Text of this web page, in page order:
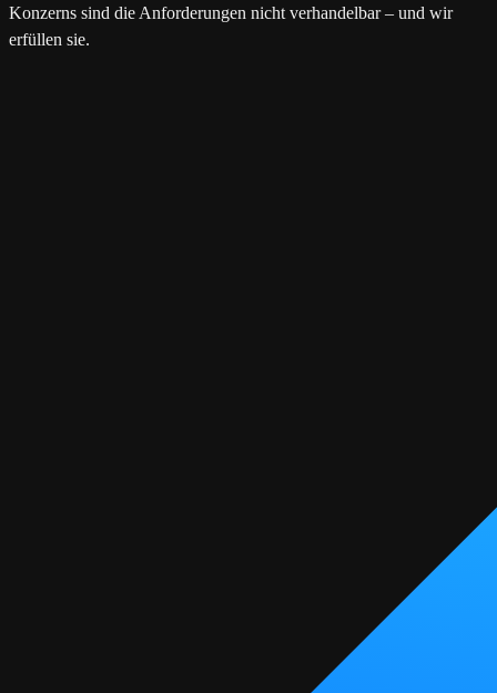
Konzerns sind die Anforderungen nicht verhandelbar – und wir
erfüllen sie.